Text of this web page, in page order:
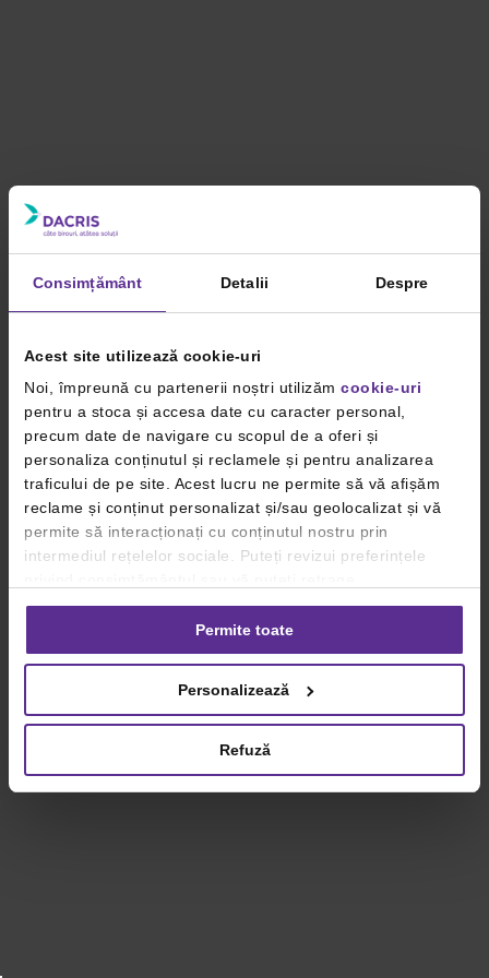
Consimțământ Detalii Despre
Acest site utilizează cookie-uri
Noi, împreună cu partenerii noștri utilizăm cookie-uri
pentru a stoca și accesa date cu caracter personal,
precum date de navigare cu scopul de a oferi și
personaliza conținutul și reclamele și pentru analizarea
traficului de pe site. Acest lucru ne permite să vă afișăm
reclame și conținut personalizat și/sau geolocalizat și vă
permite să interacționați cu conținutul nostru prin
intermediul rețelelor sociale. Puteți revizui preferințele
consimțământul oricând, făcând click pe linkul către
setările dvs. de cookie-uri.
privind utilizarea modulelor cookie.Detalii
Permite toate
Personalizează
Refuză